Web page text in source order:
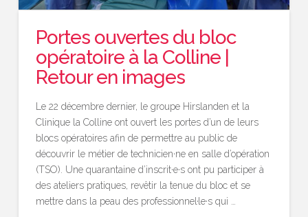
Portes ouvertes du bloc
opératoire à la Colline |
Retour en images
Le 22 décembre dernier, le groupe Hirslanden et la
Clinique la Colline ont ouvert les portes d’un de leurs
blocs opératoires afin de permettre au public de
découvrir le métier de technicien·ne en salle d’opération
(TSO). Une quarantaine d’inscrit·e·s ont pu participer à
des ateliers pratiques, revêtir la tenue du bloc et se
mettre dans la peau des professionnel·le·s qui …